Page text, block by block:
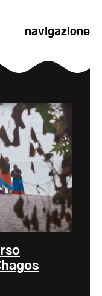
navigazione